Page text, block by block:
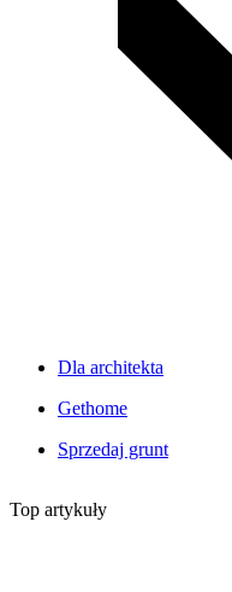
Dla architekta
Gethome
Sprzedaj grunt
Top artykuły